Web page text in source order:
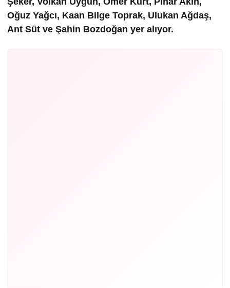
Oğuz Yağcı, Kaan Bilge Toprak, Ulukan Ağdaş,
Ant Süt ve Şahin Bozdoğan yer alıyor.